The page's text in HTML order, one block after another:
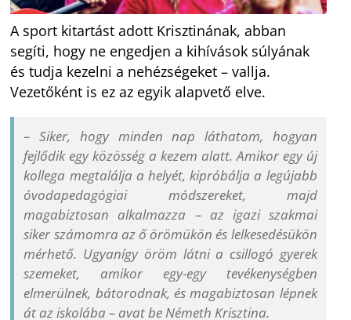
A sport kitartást adott Krisztinának, abban
segíti, hogy ne engedjen a kihívások súlyának
és tudja kezelni a nehézségeket – vallja.
Vezetőként is ez az egyik alapvető elve.
– Siker, hogy minden nap láthatom, hogyan
fejlődik egy közösség a kezem alatt. Amikor egy új
kollega megtalálja a helyét, kipróbálja a legújabb
óvodapedagógiai módszereket, majd
magabiztosan alkalmazza – az igazi szakmai
siker számomra az ő örömükön és lelkesedésükön
mérhető. Ugyanígy öröm látni a csillogó gyerek
szemeket, amikor egy-egy tevékenységben
elmerülnek, bátorodnak, és magabiztosan lépnek
át az iskolába – avat be Németh Krisztina.